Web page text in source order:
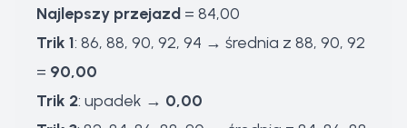
Najlepszy przejazd = 84,00
Trik 1: 86, 88, 90, 92, 94 → średnia z 88, 90, 92
= 90,00
Trik 2: upadek → 0,00